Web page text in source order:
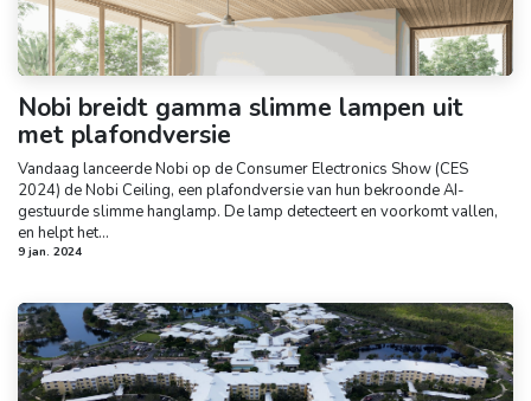
Nobi breidt gamma slimme lampen uit
met plafondversie
Vandaag lanceerde Nobi op de Consumer Electronics Show (CES
2024) de Nobi Ceiling, een plafondversie van hun bekroonde AI-
gestuurde slimme hanglamp. De lamp detecteert en voorkomt vallen,
en helpt het...
9 jan. 2024